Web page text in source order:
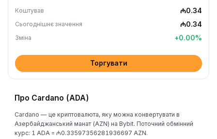
Коштував ₼0.34
Сьогоднішнє значення ₼0.34
Зміна +0.00%
Торгувати
Про Cardano (ADA)
Cardano — це криптовалюта, яку можна конвертувати в
Азербайджанський манат (AZN) на Bybit. Поточний обмінний
курс: 1 ADA = ₼0.33597356281936697 AZN.